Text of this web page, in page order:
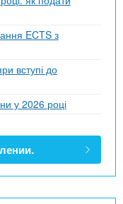
ECTS з
вступі до
у 2026 році